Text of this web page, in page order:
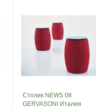
Столик NEWS 08
GERVASONI Италия